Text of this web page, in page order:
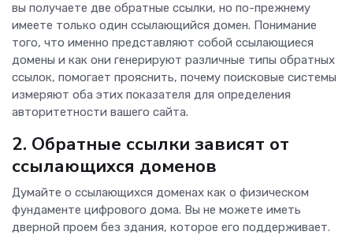
вы получаете две обратные ссылки, но по-прежнему
имеете только один ссылающийся домен. Понимание
того, что именно представляют собой ссылающиеся
домены и как они генерируют различные типы обратных
ссылок, помогает прояснить, почему поисковые системы
измеряют оба этих показателя для определения
авторитетности вашего сайта.
2. Обратные ссылки зависят от
ссылающихся доменов
Думайте о ссылающихся доменах как о физическом
фундаменте цифрового дома. Вы не можете иметь
дверной проем без здания, которое его поддерживает.